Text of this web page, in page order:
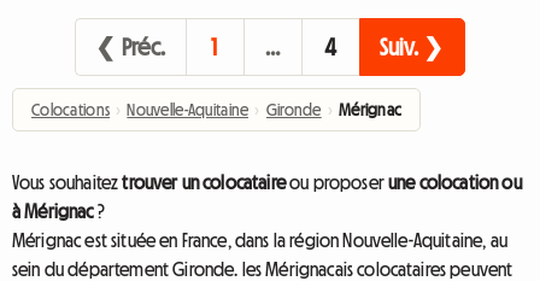
❮ Préc. 1 … 4 Suiv. ❯
Colocations › Nouvelle-Aquitaine › Gironde › Mérignac
Vous souhaiteztrouver un colocataireou proposerune colocation ou
à Mérignac?
Mérignac est située en France, dans la région Nouvelle-Aquitaine, au
sein du département Gironde. les Mérignacais colocataires peuvent